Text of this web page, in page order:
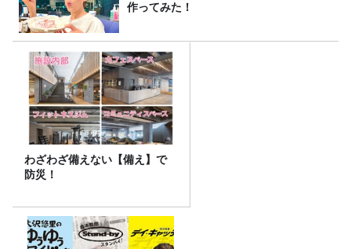
作ってみた！
わざわざ備えない【備え】で
防災！